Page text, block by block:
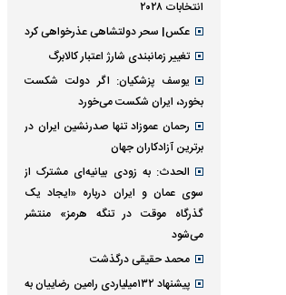
انتخابات ۲۰۲۸
عکس| سحر دولتشاهی عذرخواهی کرد
تغییر زمانبندی‌ شارژ اعتبار کالابرگ
یوسف پزشکیان: اگر دولت شکست
بخورد، ایران شکست می‌خورد
رحمان عموزاد تنها صدرنشین ایران در
برترین آزادکاران جهان
الحدث: به زودی بیانیه‌ای مشترک از
سوی عمان و ایران درباره «ایجاد یک
گذرگاه موقت در تنگه هرمز» منتشر
می‌شود
محمد حقیقی درگذشت
پیشنهاد ۱۳۲میلیاردی رامین رضاییان به